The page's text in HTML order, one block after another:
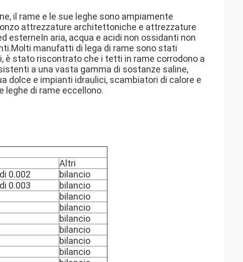
il rame e le sue leghe sono ampiamente
attrezzature architettoniche e attrezzature
esterneIn aria, acqua e acidi non ossidanti non
manufatti di lega di rame sono stati
stato riscontrato che i tetti in rame corrodono a
a una vasta gamma di sostanze saline,
dolce e impianti idraulici, scambiatori di calore e
leghe di rame eccellono.
Altri
0.002
bilancio
0.003
bilancio
bilancio
bilancio
bilancio
bilancio
bilancio
bilancio